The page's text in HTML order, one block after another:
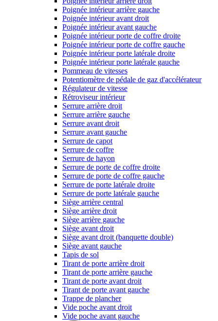
Poignée intérieur arrière gauche
Poignée intérieur avant droit
Poignée intérieur avant gauche
Poignée intérieur porte de coffre droite
Poignée intérieur porte de coffre gauche
Poignée intérieur porte latérale droite
Poignée intérieur porte latérale gauche
Pommeau de vitesses
Potentiomètre de pédale de gaz d'accélérateur
Régulateur de vitesse
Rétroviseur intérieur
Serrure arrière droit
Serrure arrière gauche
Serrure avant droit
Serrure avant gauche
Serrure de capot
Serrure de coffre
Serrure de hayon
Serrure de porte de coffre droite
Serrure de porte de coffre gauche
Serrure de porte latérale droite
Serrure de porte latérale gauche
Siège arrière central
Siège arrière droit
Siège arrière gauche
Siège avant droit
Siège avant droit (banquette double)
Siège avant gauche
Tapis de sol
Tirant de porte arrière droit
Tirant de porte arrière gauche
Tirant de porte avant droit
Tirant de porte avant gauche
Trappe de plancher
Vide poche avant droit
Vide poche avant gauche